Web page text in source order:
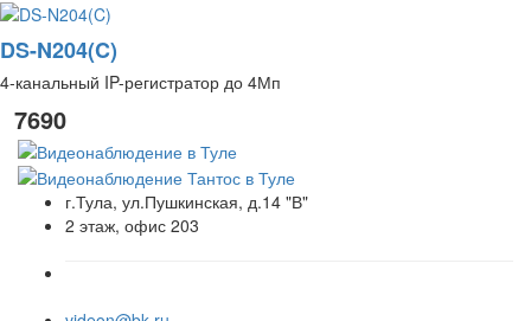
DS-N204(C)
4-канальный IP-регистратор до 4Мп
7690
г.Тула, ул.Пушкинская, д.14 "В"
2 этаж, офис 203